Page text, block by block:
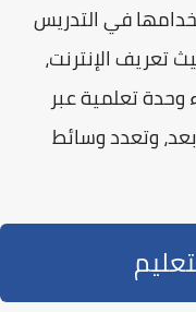
في التدريس
تعريف الإنترنت،
وحدة تعلمية عبر
وتعدد وسائط